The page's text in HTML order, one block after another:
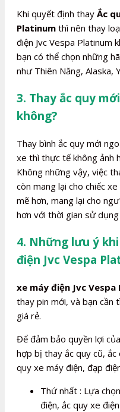
Khi quyết định thay Ắc
Platinum thì nên thay
điện Jvc Vespa Platinum
bạn có thể chọn những
như Thiên Năng, Alaska,
3. Thay ắc quy
không?
Thay bình ắc quy mới
xe thì thực tế không ảnh
Không những vậy, việc
còn mang lại cho chiếc
mẽ hơn, mang lại cho
hơn với thời gian sử
4. Những lưu ý
điện Jvc Vespa
xe máy điện Jvc Vespa
thay pin mới, và bạn cần
giá rẻ.
Để đảm bảo quyền lợi
hợp bị thay ắc quy cũ,
quy xe máy điện, đạp
Thứ nhất : Lựa
điện, ắc quy xe